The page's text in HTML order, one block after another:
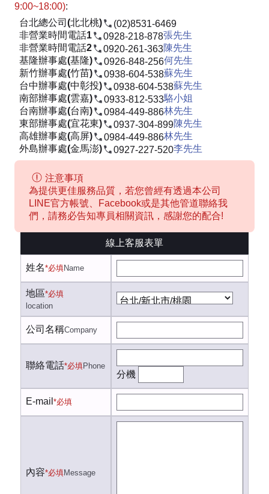
9:00~18:00):
台北總公司(北北桃)
(02)8531-6469
非營業時間電話1
0928-218-878張先生
非營業時間電話2
0920-261-363陳先生
基隆辦事處(基隆)
0926-848-256何先生
新竹辦事處(竹苗)
0938-604-538蘇先生
台中辦事處(中彰投)
0938-604-538蘇先生
南部辦事處(雲嘉)
0933-812-533駱小姐
台南辦事處(台南)
0984-449-886林先生
東部辦事處(宜花東)
0937-304-899陳先生
高雄辦事處(高屏)
0984-449-886林先生
外島辦事處(金馬澎)
0927-227-520李先生
注意事項
為提供更佳服務品質，若您曾經有透過本公司
LINE官方帳號、Facebook或是其他管道聯絡我
們，請務必告知專員相關資訊，感謝您的配合!
線上客服表單
姓名*必填Name
地區*必填
location
公司名稱Company
聯絡電話*必填Phone
分機
E-mail *必填
內容*必填Message